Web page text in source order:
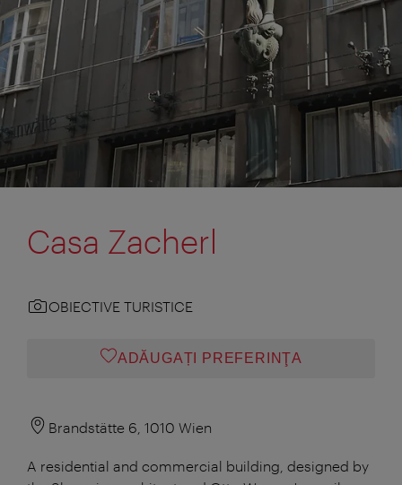
Casa Zacherl
OBIECTIVE TURISTICE
ADĂUGAȚI PREFERINŢA
Brandstätte 6, 1010 Wien
A residential and commercial building, designed by